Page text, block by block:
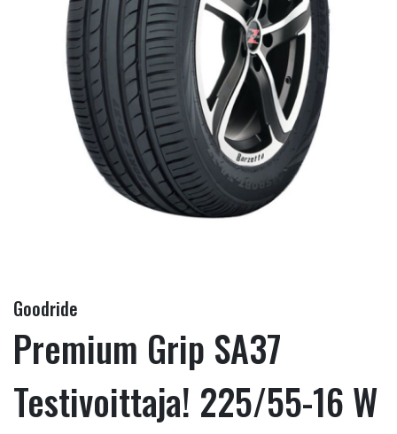
Goodride
Premium Grip SA37
Testivoittaja! 225/55-16 W